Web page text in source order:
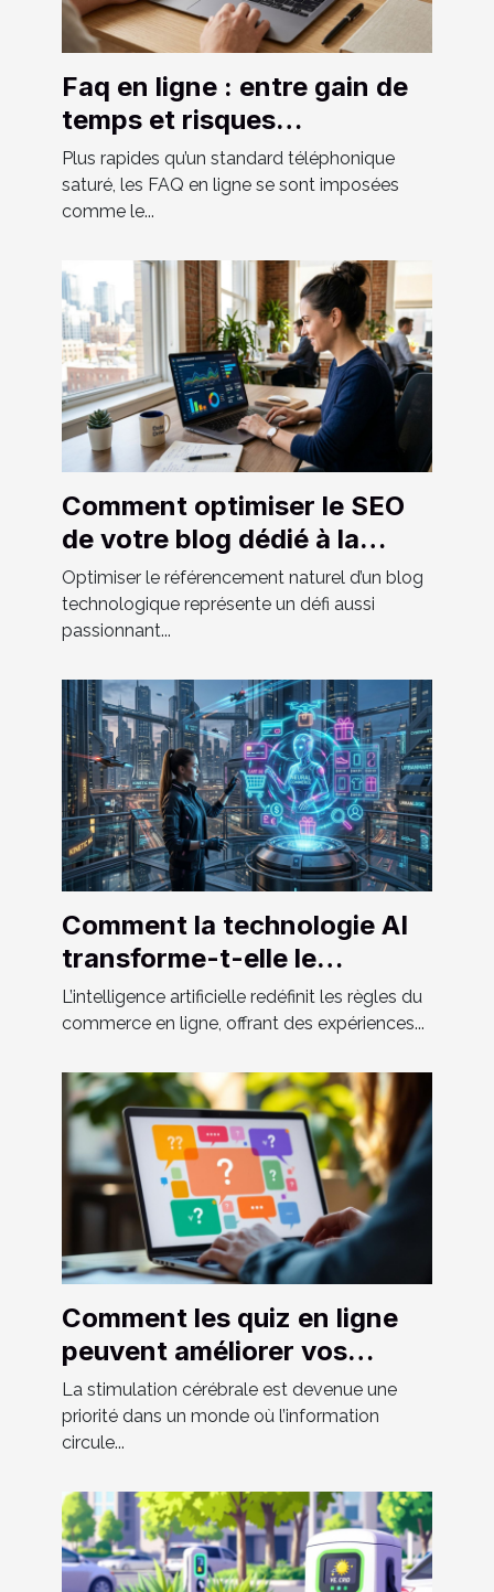
Faq en ligne : entre gain de
temps et risques
d’informations obsolètes
Plus rapides qu’un standard téléphonique
saturé, les FAQ en ligne se sont imposées
comme le...
Comment optimiser le SEO
de votre blog dédié à la
technologie ?
Optimiser le référencement naturel d’un blog
technologique représente un défi aussi
passionnant...
Comment la technologie AI
transforme-t-elle le
commerce en ligne ?
L’intelligence artificielle redéfinit les règles du
commerce en ligne, offrant des expériences...
Comment les quiz en ligne
peuvent améliorer vos
compétences cognitives ?
La stimulation cérébrale est devenue une
priorité dans un monde où l’information
circule...